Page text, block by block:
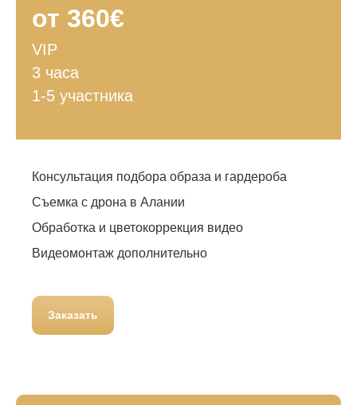
от 360€
VIP
3 часа
1-5 участника
Консультация подбора образа и гардероба
Съемка с дрона в Алании
Обработка и цветокоррекция видео
Видеомонтаж дополнительно
Заказать